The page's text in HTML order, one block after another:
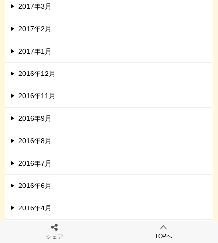
2017年3月
2017年2月
2017年1月
2016年12月
2016年11月
2016年9月
2016年8月
2016年7月
2016年6月
2016年4月
2016年3月
シェア TOPへ